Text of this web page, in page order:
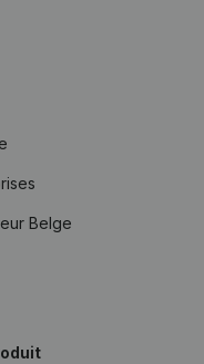
Belge